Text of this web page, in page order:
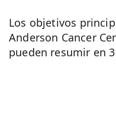
Los objetivos
Anderson Cancer
pueden resumir en